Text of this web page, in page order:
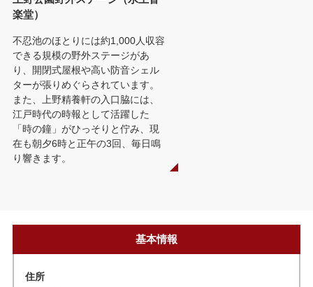
楽堂）
不忍池のほとりには約1,000人収容
できる規模の野外ステージがあ
り、開閉式屋根や高い防音シェル
ターが張りめぐらされています。
また、上野精養軒の入口脇には、
江戸時代の時報として活躍した
「時の鐘」がひっそりと佇み、現
在も朝夕6時と正午の3回、毎日鳴
り響きます。
基本情報
住所